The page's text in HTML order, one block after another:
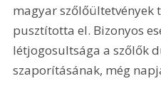
magyar szőlőültetvények
pusztította el. Bizonyos
létjogosultsága a szőlők
szaporításának, még